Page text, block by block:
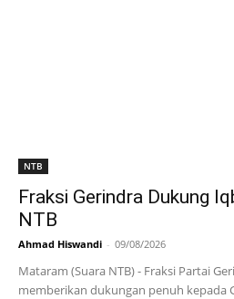
NTB
Fraksi Gerindra Dukung
NTB
Ahmad Hiswandi - 09/08/2026
Mataram (Suara NTB) - Fraksi Partai
memberikan dukungan penuh kepada